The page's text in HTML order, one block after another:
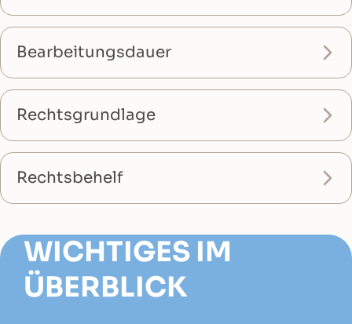
Bearbeitungsdauer
Rechtsgrundlage
Rechtsbehelf
WICHTIGES IM
ÜBERBLICK